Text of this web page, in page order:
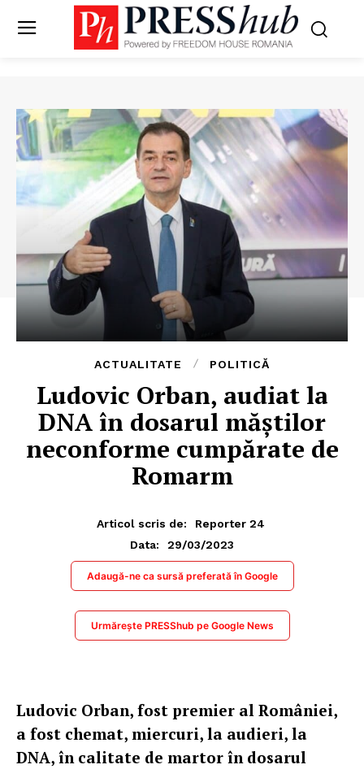
ACTUALITATE POLITICĂ
Ludovic Orban, audiat la
DNA în dosarul măștilor
neconforme cumpărate de
Romarm
Articol scris de:
Reporter 24
Data:
29/03/2023
Adaugă-ne ca sursă preferată în Google
Urmărește PRESShub pe Google News
Ludovic Orban, fost premier al României,
a fost chemat, miercuri, la audieri, la
DNA, în calitate de martor în dosarul